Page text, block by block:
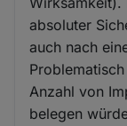
absoluter
auch nach
Anzahl von
belegen